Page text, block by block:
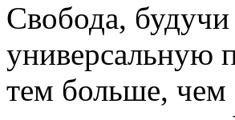
Свобода,
универсальную
тем больше, чем